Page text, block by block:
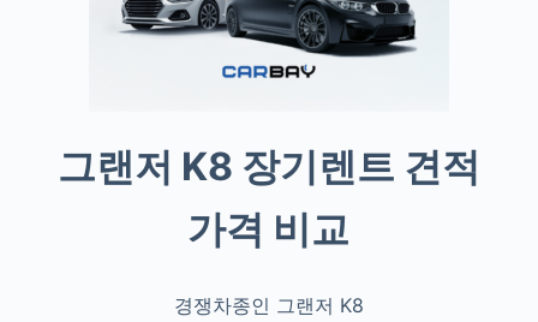
그랜저 K8 장기렌트 견적
가격 비교
경쟁차종인 그랜저 K8